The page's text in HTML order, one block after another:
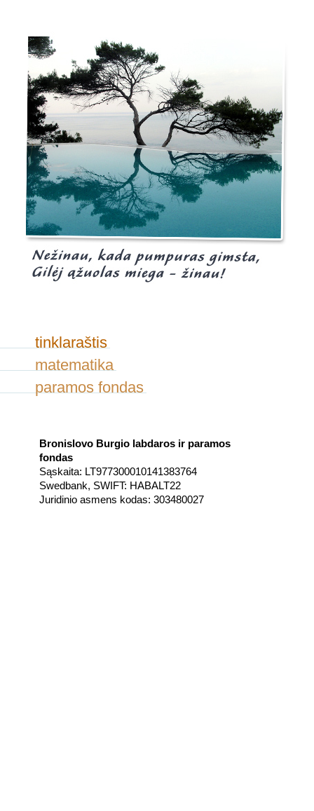
tinklaraštis
matematika
paramos fondas
Bronislovo Burgio labdaros ir paramos
fondas
Sąskaita: LT977300010141383764
Swedbank, SWIFT: HABALT22
Juridinio asmens kodas: 303480027